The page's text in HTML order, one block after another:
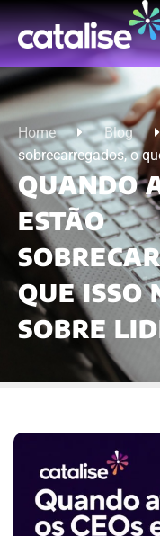
Home Blog
sobrecarregados, o
QUANDO
ESTÃO
QUE ISSO
SOBRE